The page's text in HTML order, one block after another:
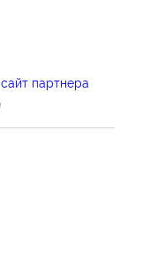
партнера